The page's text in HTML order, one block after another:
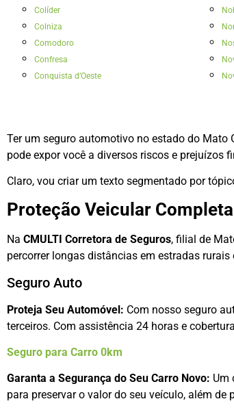
Colíder
Colniza
Comodoro
Confresa
Conquista d’Oeste
Ter um seguro automotivo no estado do Mato
pode expor você a diversos riscos e prejuízos
Claro, vou criar um texto segmentado por
Proteção Veicular
Na CMULTI Corretora de Seguros, filial de
percorrer longas distâncias em estradas
Seguro Auto
Proteja Seu Automóvel: Com nosso seguro
terceiros. Com assistência 24 horas e
Seguro para Carro 0km
Garanta a Segurança do Seu Carro Novo: Um
para preservar o valor do seu veículo, além